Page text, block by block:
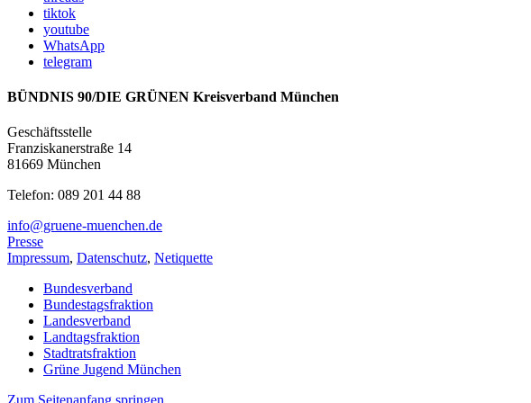
tiktok
youtube
WhatsApp
telegram
BÜNDNIS 90/DIE GRÜNEN Kreisverband München
Geschäftsstelle
Franziskanerstraße 14
81669 München
Telefon: 089 201 44 88
info@gruene-muenchen.de
Presse
Impressum, Datenschutz, Netiquette
Bundesverband
Bundestagsfraktion
Landesverband
Landtagsfraktion
Stadtratsfraktion
Grüne Jugend München